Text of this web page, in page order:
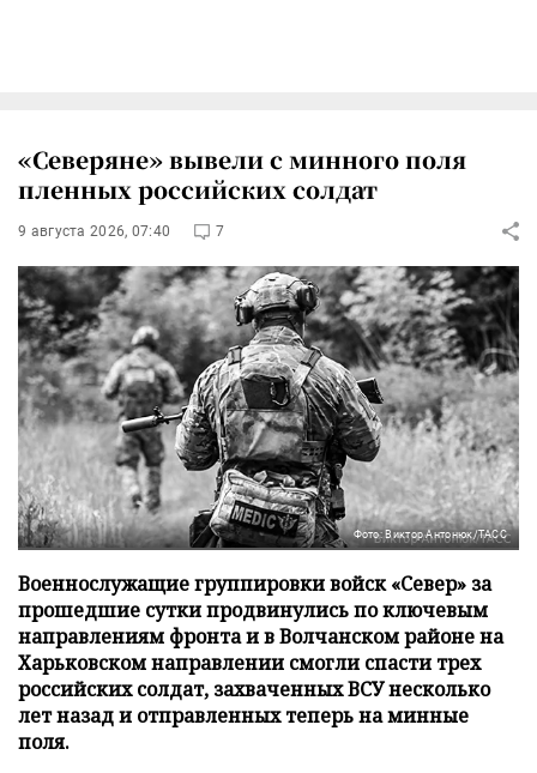
«Северяне» вывели с минного поля
пленных российских солдат
9 августа 2026, 07:40 7
Фото: Виктор Антонюк/ТАСС
Военнослужащие группировки войск «Север» за
прошедшие сутки продвинулись по ключевым
направлениям фронта и в Волчанском районе на
Харьковском направлении смогли спасти трех
российских солдат, захваченных ВСУ несколько
лет назад и отправленных теперь на минные
поля.